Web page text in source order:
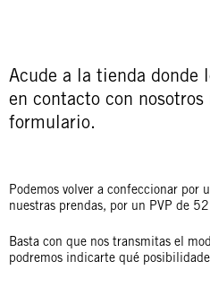
Acude a la tienda donde
en contacto con nosotros
formulario.
Podemos volver a confeccionar por
nuestras prendas, por un PVP de
Basta con que nos transmitas el
podremos indicarte qué